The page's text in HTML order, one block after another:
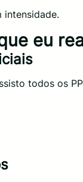
intensidade.
eu
todos os